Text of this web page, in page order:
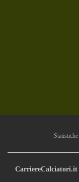
Statistiche
CarriereCalciatori.it